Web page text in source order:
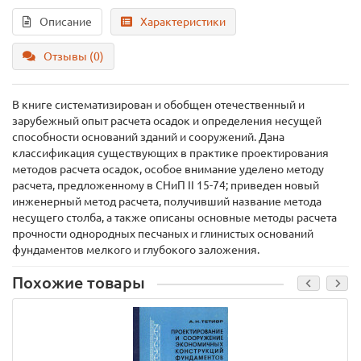
Описание Характеристики
Отзывы (0)
В книге систематизирован и обобщен отечественный и
зарубежный опыт расчета осадок и определения несущей
способности оснований зданий и сооружений. Дана
классификация существующих в практике проектирования
методов расчета осадок, особое внимание уделено методу
расчета, предложенному в СНиП II 15-74; приведен новый
инженерный метод расчета, получивший название метода
несущего столба, а также описаны основные методы расчета
прочности однородных песчаных и глинистых оснований
фундаментов мелкого и глубокого заложения.
Похожие товары